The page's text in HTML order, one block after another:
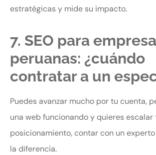
estratégicas y mide su impacto.
7. SEO para
peruanas: ¿cuándo
contratar a un
Puedes avanzar mucho por tu cuenta,
una web funcionando y quieres escalar
posicionamiento, contar con un
la diferencia.